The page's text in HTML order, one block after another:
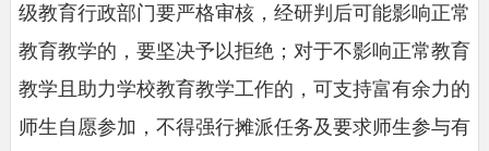
级教育行政部门要严格审核，经研判后可能影响正常
教育教学的，要坚决予以拒绝；对于不影响正常教育
教学且助力学校教育教学工作的，可支持富有余力的
师生自愿参加，不得强行摊派任务及要求师生参与有